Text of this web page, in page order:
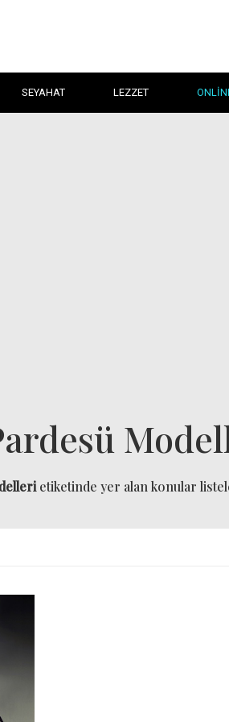
SEYAHAT LEZZET
etiketinde yer alan konular